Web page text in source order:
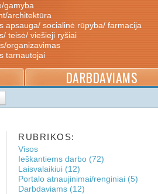
gamyba
architektūra
apsauga/ socialinė rūpyba/ farmacija
teisė/ viešieji ryšiai
organizavimas
tarnautojai
DARBDAVIAMS
RUBRIKOS:
Visos
Ieškantiems darbo (72)
Laisvalaikiui (12)
Portalo atnaujinimai/renginiai (5)
Darbdaviams (12)